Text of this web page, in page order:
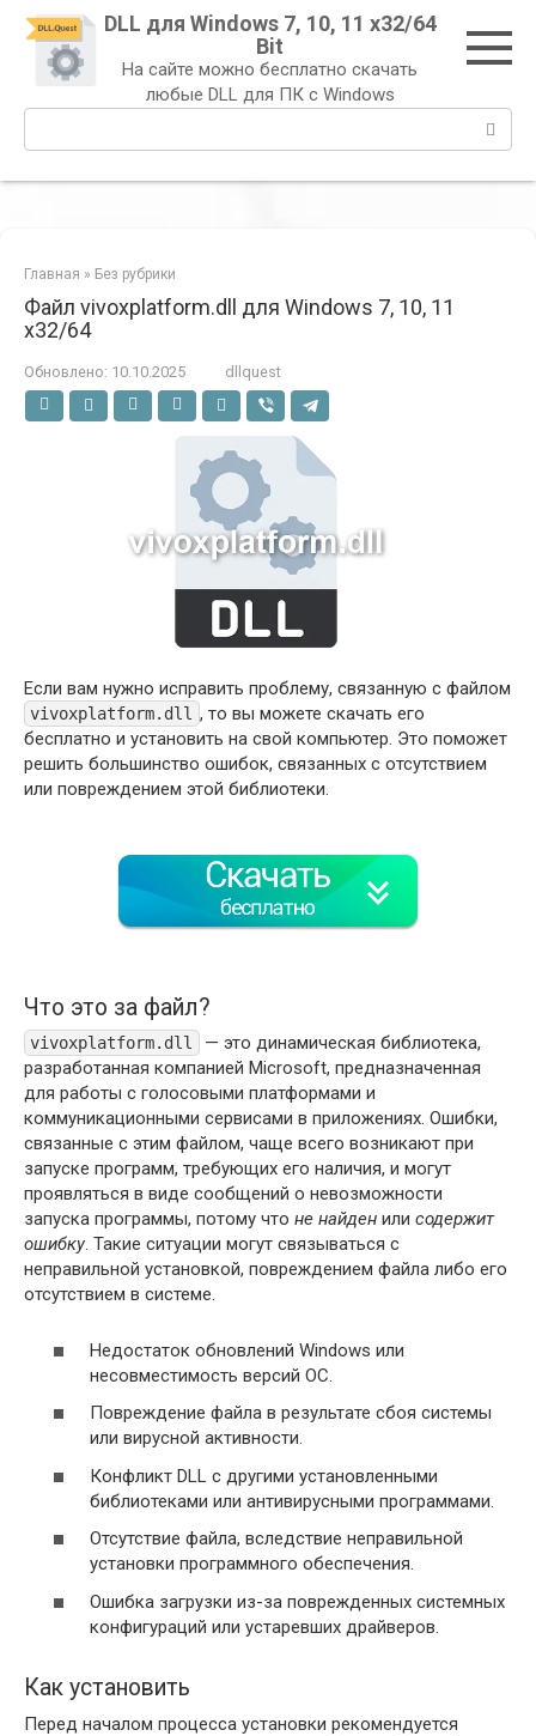
Перейти
контенту
DLL для Windows 7, 10, 11 x32/64
Bit
На сайте можно бесплатно скачать
любые DLL для ПК с Windows
Главная » Без рубрики
Файл vivoxplatform.dll для Windows 7, 10, 11
x32/64
Обновлено: 10.10.2025 dllquest
Если вам нужно исправить проблему, связанную с файлом
vivoxplatform.dll , то вы можете скачать его
бесплатно и установить на свой компьютер. Это поможет
решить большинство ошибок, связанных с отсутствием
или повреждением этой библиотеки.
Что это за файл?
vivoxplatform.dll
— это динамическая библиотека,
разработанная компанией Microsoft, предназначенная
для работы с голосовыми платформами и
коммуникационными сервисами в приложениях. Ошибки,
связанные с этим файлом, чаще всего возникают при
запуске программ, требующих его наличия, и могут
проявляться в виде сообщений о невозможности
запуска программы, потому что не найден или содержит
ошибку. Такие ситуации могут связываться с
неправильной установкой, повреждением файла либо его
отсутствием в системе.
Недостаток обновлений Windows или
несовместимость версий ОС.
Повреждение файла в результате сбоя системы
или вирусной активности.
Конфликт DLL с другими установленными
библиотеками или антивирусными программами.
Отсутствие файла, вследствие неправильной
установки программного обеспечения.
Ошибка загрузки из-за поврежденных системных
конфигураций или устаревших драйверов.
Как установить
Перед началом процесса установки рекомендуется